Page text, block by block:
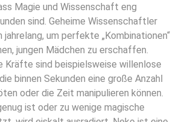
Magie und Wissenschaft eng
sind. Geheime Wissenschaftler
um perfekte „Kombinationen“
jungen Mädchen zu erschaffen.
Kräfte sind beispielsweise willenlose
binnen Sekunden eine große Anzahl
oder die Zeit manipulieren können.
ist oder zu wenige magische